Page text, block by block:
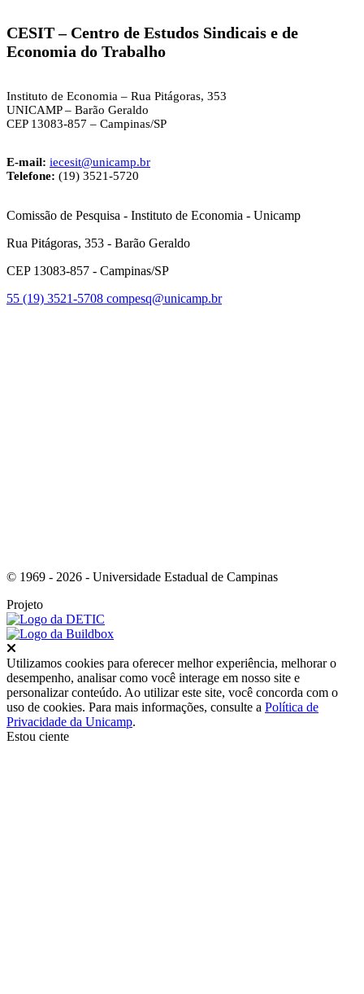
CESIT – Centro de Estudos Sindicais e de
Economia do Trabalho
Instituto de Economia – Rua Pitágoras, 353
UNICAMP – Barão Geraldo
CEP 13083-857 – Campinas/SP
E-mail: iecesit@unicamp.br
Telefone: (19) 3521-5720
Comissão de Pesquisa - Instituto de Economia - Unicamp
Rua Pitágoras, 353 - Barão Geraldo
CEP 13083-857 - Campinas/SP
55 (19) 3521-5708 compesq@unicamp.br
© 1969 - 2026 - Universidade Estadual de Campinas
Projeto
Utilizamos cookies para oferecer melhor experiência, melhorar o
desempenho, analisar como você interage em nosso site e
personalizar conteúdo. Ao utilizar este site, você concorda com o
uso de cookies. Para mais informações, consulte a Política de
Privacidade da Unicamp.
Estou ciente